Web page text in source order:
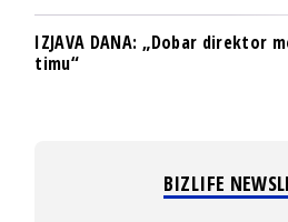
IZJAVA DANA: „Dobar direktor
timu“
BIZLIFE